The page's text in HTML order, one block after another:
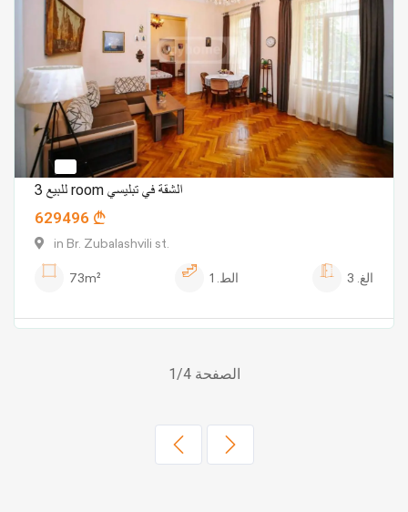
للبيع 3 room الشقة في تبليسي
629496
in Br. Zubalashvili st.
73m²
الط. 1 الغ. 3
الصفحة 1/4